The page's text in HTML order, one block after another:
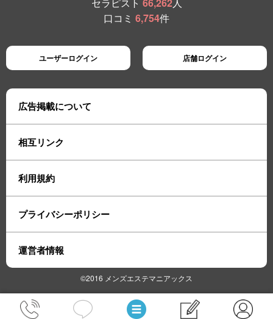
口コミ 6,754件
ユーザーログイン 店舗ログイン
広告掲載について
相互リンク
利用規約
プライバシーポリシー
運営者情報
©2016 メンズエステマニアックス